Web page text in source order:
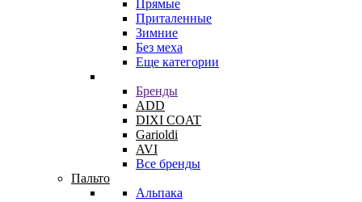
Прямые
Приталенные
Зимние
Без меха
Еще категории
Бренды
ADD
DIXI COAT
Garioldi
AVI
Все бренды
Пальто
Альпака